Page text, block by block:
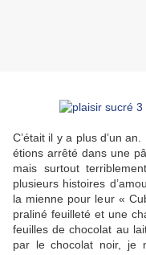
C’était il y a plus d’un
étions arrêté dans une
mais surtout
plusieurs histoires
la mienne pour leur «
praliné feuilleté et une
feuilles de chocolat au
par le chocolat noir, je